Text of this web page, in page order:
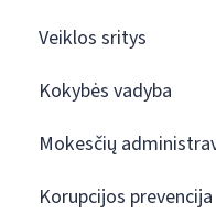
Veiklos sritys
Kokybės vadyba
Mokesčių
Korupcijos prevencija